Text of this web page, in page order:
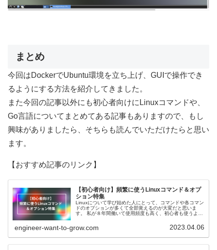
まとめ
今回はDockerでUbuntu環境を立ち上げ、GUIで操作でき
るようにする方法を紹介してきました。
また今回の記事以外にも初心者向けにLinuxコマンドや、
Go言語についてまとめてある記事もありますので、もし
興味がありましたら、そちらも読んでいただけたらと思い
ます。
【おすすめ記事のリンク】
【初心者向け】頻繁に使うLinuxコマンド＆オプ
ション特集
Linuxについて学び始めた人にとって、コマンドや各コマン
ドのオプションが多くて全部覚えるのが大変だと思いま
す。 私が８年間働いて使用頻度も高く、初心者も使うよう
engineer-want-to-grow.com 2023.04.06